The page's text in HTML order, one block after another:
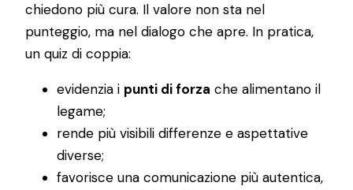
chiedono più cura. Il valore non sta nel
punteggio, ma nel dialogo che apre. In pratica,
un quiz di coppia:
evidenzia i punti di forza che alimentano il
legame;
rende più visibili differenze e aspettative
diverse;
favorisce una comunicazione più autentica,